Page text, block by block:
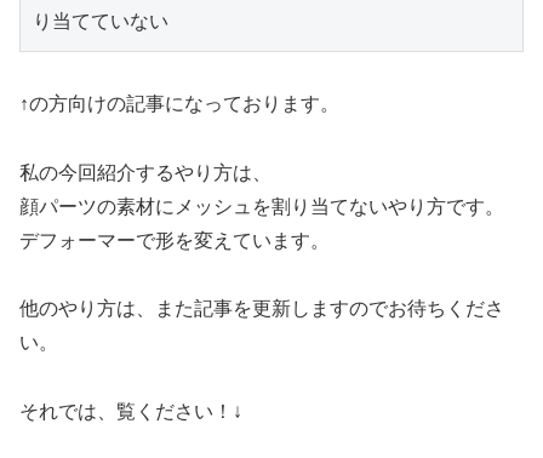
り当てていない
↑の方向けの記事になっております。
私の今回紹介するやり方は、
顔パーツの素材にメッシュを割り当てないやり方です。
デフォーマーで形を変えています。
他のやり方は、また記事を更新しますのでお待ちくださ
い。
それでは、覧ください！↓